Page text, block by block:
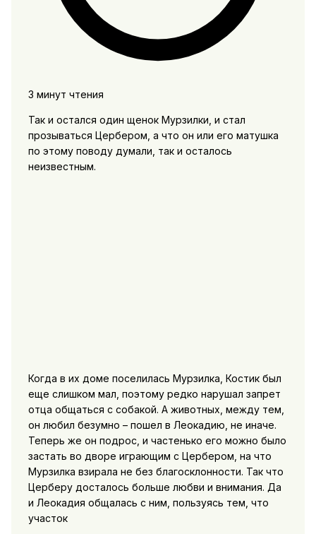
3 минут чтения
Так и остался один щенок Мурзилки, и стал
прозываться Цербером, а что он или его матушка
по этому поводу думали, так и осталось
неизвестным.
Когда в их доме поселилась Мурзилка, Костик был
еще слишком мал, поэтому редко нарушал запрет
отца общаться с собакой. А животных, между тем,
он любил безумно – пошел в Леокадию, не иначе.
Теперь же он подрос, и частенько его можно было
застать во дворе играющим с Цербером, на что
Мурзилка взирала не без благосклонности. Так что
Церберу досталось больше любви и внимания. Да
и Леокадия общалась с ним, пользуясь тем, что
участок